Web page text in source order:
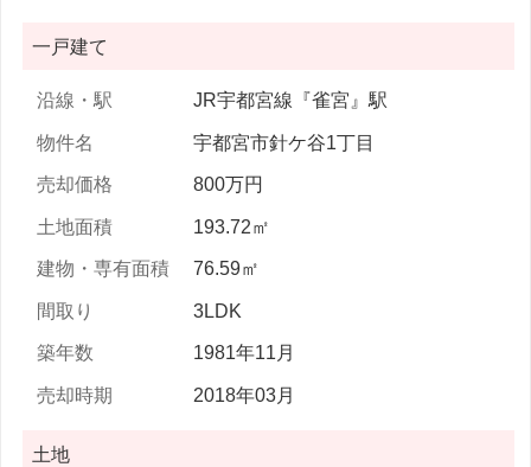
一戸建て
JR宇都宮線『雀宮』駅
宇都宮市針ケ谷1丁目
800万円
193.72㎡
76.59㎡
3LDK
1981年11月
2018年03月
土地